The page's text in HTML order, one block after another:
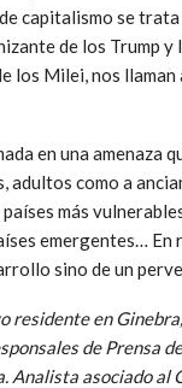
capitalismo se
de los Trump y
los Milei, nos llaman
en una amenaza
adultos como a
más
emergentes… En
sino de un
residente en
de Prensa
Analista asociado al